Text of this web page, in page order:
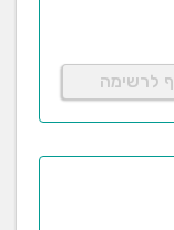
לרשימה